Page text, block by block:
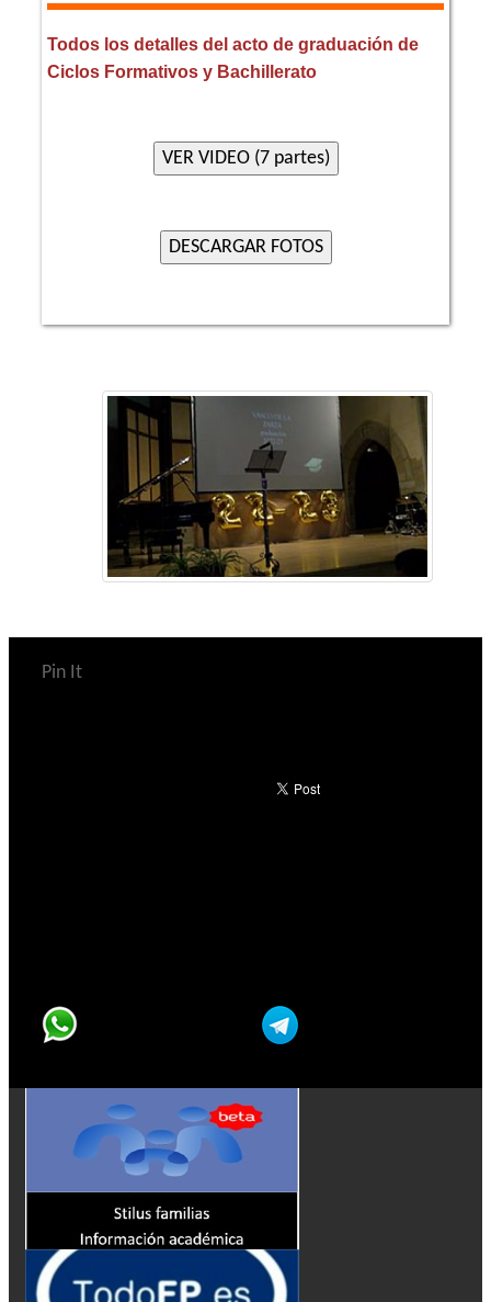
Todos los detalles del acto de graduación de
Ciclos Formativos y Bachillerato
Pin It